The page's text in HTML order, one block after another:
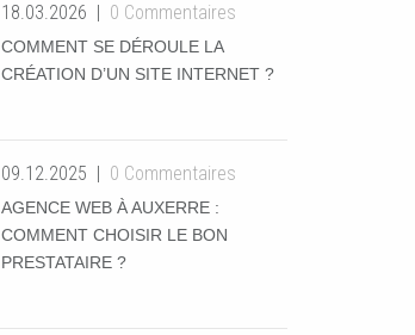
18.03.2026 0 Commentaires
COMMENT SE DÉROULE LA
CRÉATION D’UN SITE INTERNET ?
09.12.2025 0 Commentaires
AGENCE WEB À AUXERRE :
COMMENT CHOISIR LE BON
PRESTATAIRE ?